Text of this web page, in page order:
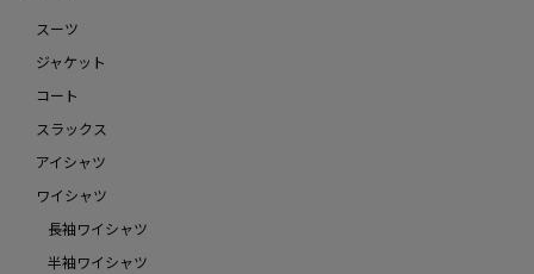
スーツ
ジャケット
コート
スラックス
アイシャツ
ワイシャツ
長袖ワイシャツ
半袖ワイシャツ